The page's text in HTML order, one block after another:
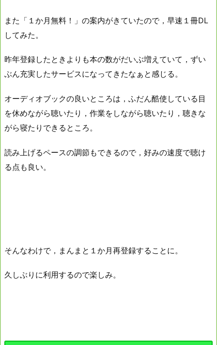
また「１か月無料！」の案内がきていたので，早速１冊DL
してみた。
昨年登録したときよりも本の数がだいぶ増えていて，ずい
ぶん充実したサービスになってきたなぁと感じる。
オーディオブックの良いところは，ふだん酷使している目
を休めながら聴いたり，作業をしながら聴いたり，聴きな
がら寝たりできるところ。
読み上げるペースの調節もできるので，好みの速度で聴け
る点も良い。
そんなわけで，まんまと１か月再登録することに。
久しぶりに利用するので楽しみ。